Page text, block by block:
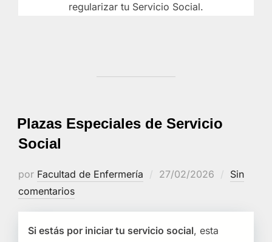
regularizar tu Servicio Social.
Plazas Especiales de Servicio
Social
por Facultad de Enfermería
Publicado
27/02/2026
Sin
comentarios
Si estás por iniciar tu servicio social, esta